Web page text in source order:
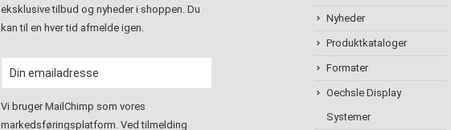
eksklusive tilbud og nyheder i shoppen. Du
kan til en hver tid afmelde igen.
Vi bruger MailChimp som vores
markedsføringsplatform. Ved tilmelding
Nyheder
Produktkataloger
Formater
Oechsle Display
Systemer